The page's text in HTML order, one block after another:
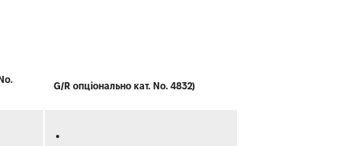
G/R опціонально кат. No. 4832)